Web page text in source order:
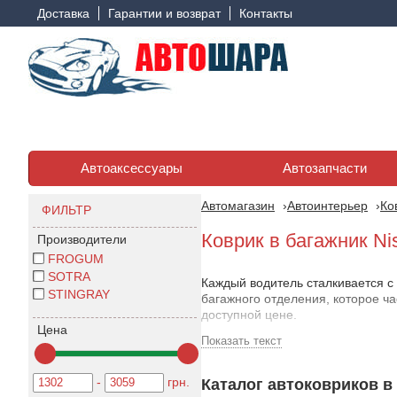
Доставка Гарантии и возврат Контакты
Автоаксессуары Автозапчасти
ФИЛЬТР
Производители
FROGUM
SOTRA
STINGRAY
Цена
- грн.
Автомагазин Автоинтерьер
Коврик в багажник
Каждый водитель сталкивается
багажного отделения, которое
доступной цене.
Продукция отличается
Показать текст
Каталог автоковриков